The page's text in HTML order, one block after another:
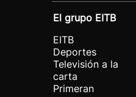
El grupo EITB
EITB
Deportes
Televisión a la
carta
Primeran